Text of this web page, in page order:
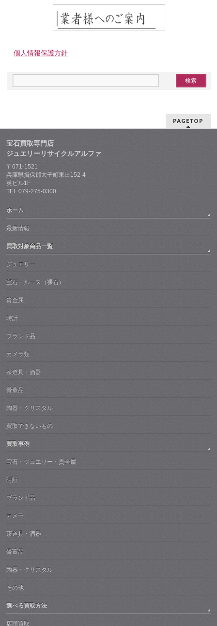
個人情報保護方針
PAGETOP
宝石買取専門店
ジュエリーリサイクルアルファ
〒671-1521
兵庫県揖保郡太子町東出152-4
英ビル1F
TEL:079-275-0300
ホーム
最新情報
買取対象商品一覧
ジュエリー
宝石・ルース（裸石）
貴金属
時計
ブランド品
カメラ類
茶道具・酒器
骨董品
陶器・クリスタル
買取できないもの
買取事例
宝石・ジュエリー・貴金属
時計
ブランド品
カメラ
茶道具・酒器
骨董品
陶器・クリスタル
その他
選べる買取方法
店頭買取